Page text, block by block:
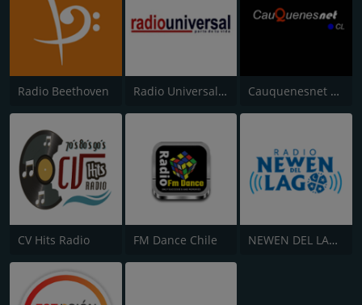
Radio Beethoven Radio Universal Villarrica Cauquenesnet Radio Chile
CV Hits Radio FM Dance Chile NEWEN DEL LAGO